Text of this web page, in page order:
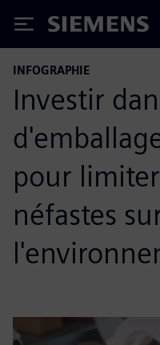
Siemens
INFOGRAPHIE
Investir
pour
néfastes